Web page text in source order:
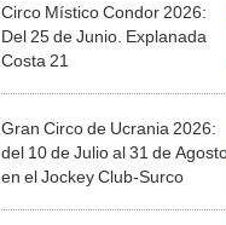
Circo Místico Condor 2026:
Del 25 de Junio. Explanada
Costa 21
Gran Circo de Ucrania 2026:
del 10 de Julio al 31 de
en el Jockey Club-Surco